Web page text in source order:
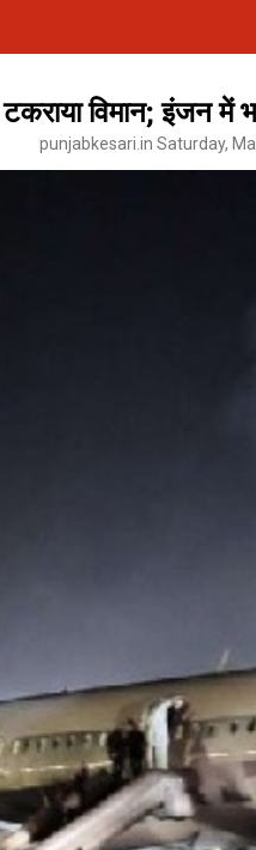
विमान; इंजन
punjabkesari.in Saturday,